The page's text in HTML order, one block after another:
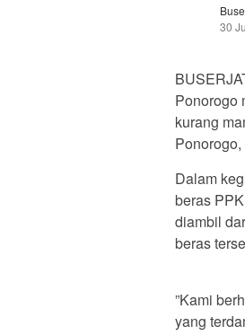
30
Ponorogo
kurang
Dalam
beras
diambil
beras
”Kami
yang